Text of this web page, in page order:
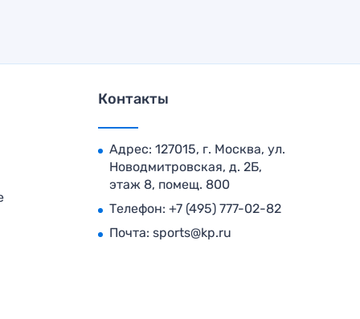
Контакты
Адрес: 127015, г. Москва, ул.
Новодмитровская, д. 2Б,
этаж 8, помещ. 800
Телефон: +7 (495) 777-02-82
Почта: sports@kp.ru